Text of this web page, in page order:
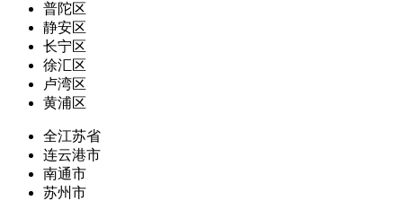
普陀区
静安区
长宁区
徐汇区
卢湾区
黄浦区
全江苏省
连云港市
南通市
苏州市